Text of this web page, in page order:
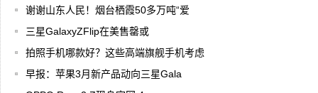
谢谢山东人民！烟台栖霞50多万吨“爱
三星GalaxyZFlip在美售罄或
拍照手机哪款好？这些高端旗舰手机考虑
早报：苹果3月新产品动向三星Gala